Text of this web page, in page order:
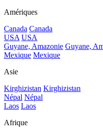
Amériques
Canada Canada
USA USA
Guyane, Amazonie Guyane,
Mexique Mexique
Asie
Kirghizistan Kirghizistan
Népal Népal
Laos Laos
Afrique